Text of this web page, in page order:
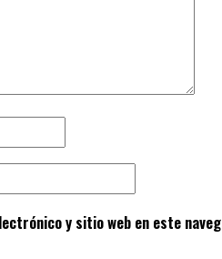
y sitio web en este